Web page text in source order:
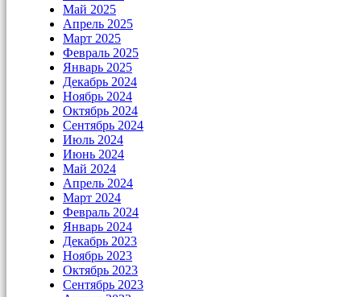
Май 2025
Апрель 2025
Март 2025
Февраль 2025
Январь 2025
Декабрь 2024
Ноябрь 2024
Октябрь 2024
Сентябрь 2024
Июль 2024
Июнь 2024
Май 2024
Апрель 2024
Март 2024
Февраль 2024
Январь 2024
Декабрь 2023
Ноябрь 2023
Октябрь 2023
Сентябрь 2023